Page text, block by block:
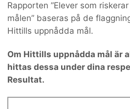
Rapporten ”Elever som
målen” baseras på de
Hittills uppnådda mål.
Om Hittills uppnådda mål är
hittas dessa under dina
Resultat.